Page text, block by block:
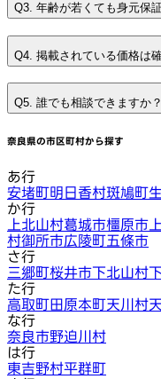
Q3. 年齢が若くても身元保
Q4. 掲載されている価格は
Q5. 誰でも相談できますか？
奈良県の市区町村から探す
あ行
安堵町明日香村斑鳩町
か行
上北山村葛城市橿原市
村御所市広陵町五條市
さ行
三郷町桜井市下北山村
た行
高取町田原本町天川村
な行
奈良市野迫川村
は行
東吉野村平群町